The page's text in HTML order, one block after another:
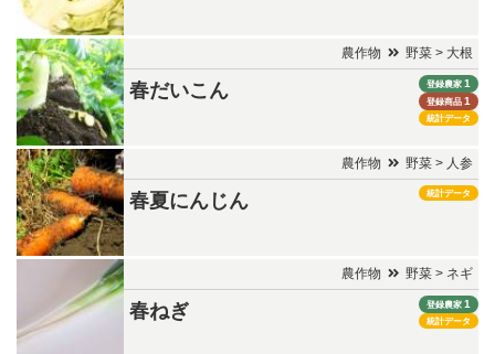
農作物 野菜 > 大根
登録農家 1
登録商品 1
統計データ
春だいこん
農作物 野菜 > 人参
統計データ
春夏にんじん
農作物 野菜 > ネギ
登録農家 1
統計データ
春ねぎ